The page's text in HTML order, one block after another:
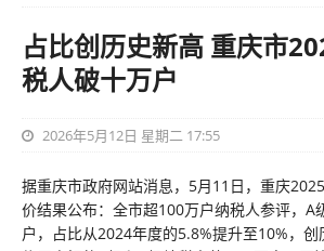
占比创历史新高 重庆市
税人破十万户
2026年5月12日 星期二 17:55
据重庆市政府网站消息，5月11日，重庆
价结果公布：全市超100万户纳税人参评，A
户，占比从2024年度的5.8%提升至10%，